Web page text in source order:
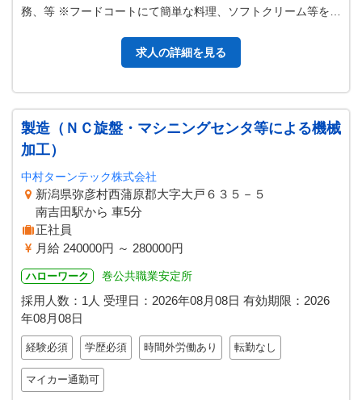
務、等 ※フードコートにて簡単な料理、ソフトクリーム等を作
求人の詳細を見る
製造（ＮＣ旋盤・マシニングセンタ等による機械
加工）
中村ターンテック株式会社
新潟県弥彦村西蒲原郡大字大戸６３５－５
南吉田駅から 車5分
正社員
月給 240000円 ～ 280000円
ハローワーク 巻公共職業安定所
採用人数：1人 受理日： 2026年08月08日 有効期限： 2026
年08月08日
経験必須 学歴必須 時間外労働あり 転勤なし
マイカー通勤可